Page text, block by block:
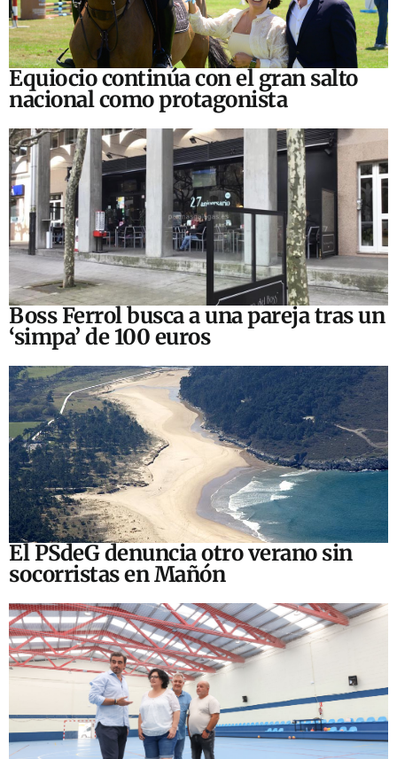
Equiocio continúa con el gran salto
nacional como protagonista
Boss Ferrol busca a una pareja tras un
‘simpa’ de 100 euros
El PSdeG denuncia otro verano sin
socorristas en Mañón